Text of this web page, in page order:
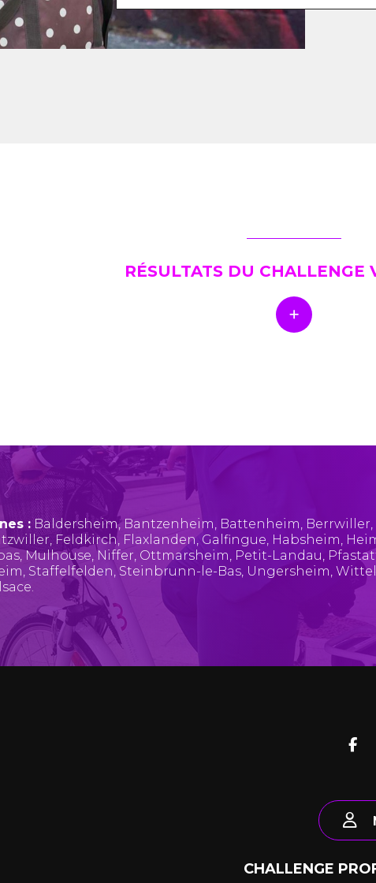
RÉSULTATS DU CHALLENGE
: Baldersheim, Bantzenheim, Battenheim, Berrwiller,
, Feldkirch, Flaxlanden, Galfingue, Habsheim,
,Mulhouse, Niffer, Ottmarsheim, Petit-Landau,
, Staffelfelden, Steinbrunn-le-Bas, Ungersheim,
CHALLENGE